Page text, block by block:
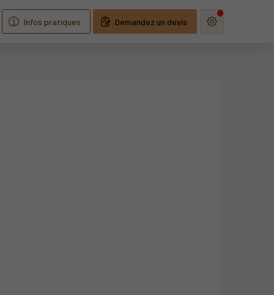
Infos pratiques Demandez un devis